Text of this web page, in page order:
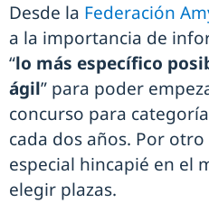
Desde la Federación
a la importancia de
“lo más específico
ágil” para poder
concurso para
cada dos años. Por
especial hincapié en el
elegir plazas.